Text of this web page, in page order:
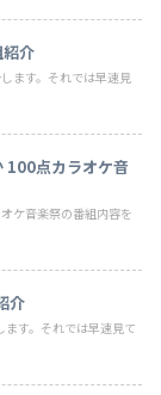
紹介
ます。それでは早速見
100点カラオケ音
ケ音楽祭の番組内容を
介
す。それでは早速見て